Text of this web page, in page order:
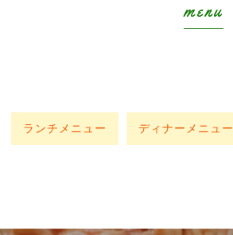
menu
ランチメニュー ディナーメニュー